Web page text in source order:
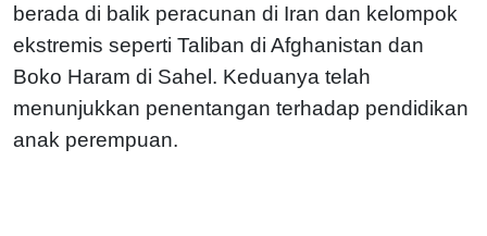
berada di balik peracunan di Iran dan kelompok
ekstremis seperti Taliban di Afghanistan dan
Boko Haram di Sahel. Keduanya telah
menunjukkan penentangan terhadap pendidikan
anak perempuan.